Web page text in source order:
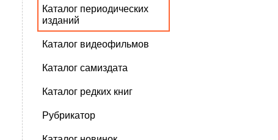
Каталог периодических
изданий
Каталог видеофильмов
Каталог самиздата
Каталог редких книг
Рубрикатор